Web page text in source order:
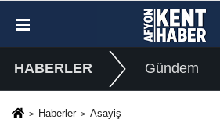
HABERLER Gündem
Haberler Asayiş